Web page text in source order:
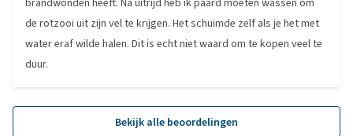
de rotzooi uit zijn vel te krijgen. Het schuimde zelf als je het met
water eraf wilde halen. Dit is echt niet waard om te kopen veel te
duur.
Bekijk alle beoordelingen